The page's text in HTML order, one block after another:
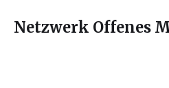
Netzwerk Offenes